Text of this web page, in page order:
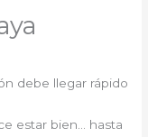
debe llegar rápido
estar bien… hasta